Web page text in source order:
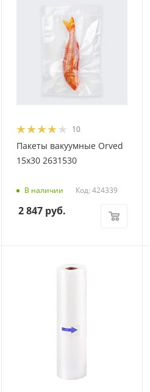
10
Пакеты вакуумные Orved
15х30 2631530
В наличии Код: 424339
2 847руб.